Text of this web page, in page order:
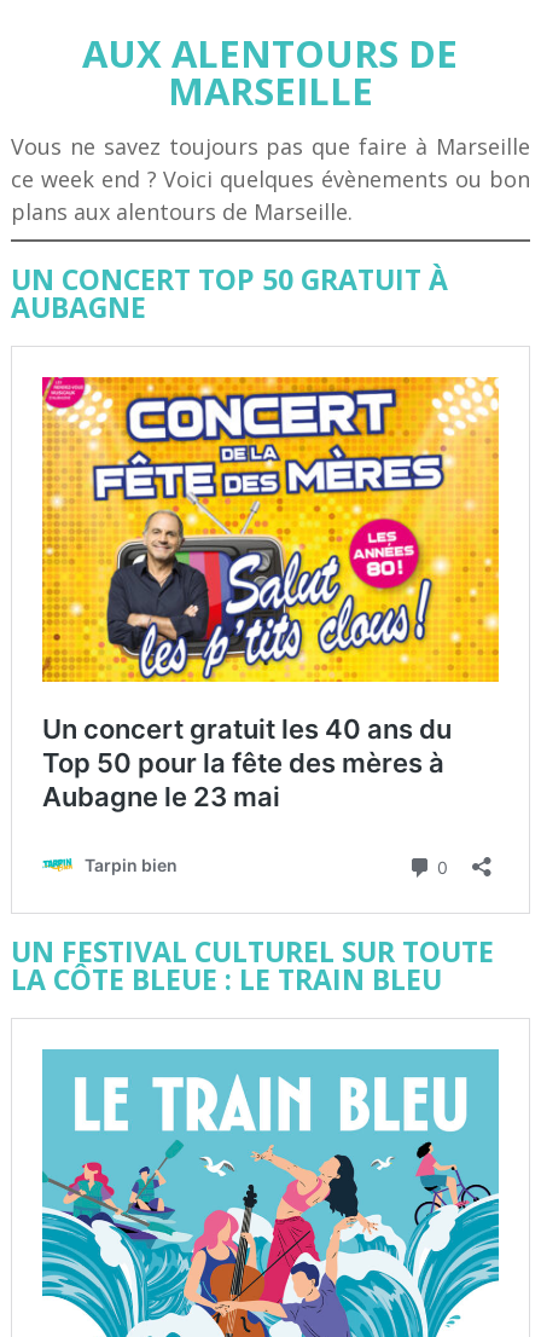
AUX ALENTOURS DE
MARSEILLE
Vous ne savez toujours pas que faire à Marseille
ce week end ? Voici quelques évènements ou bon
plans aux alentours de Marseille.
UN CONCERT TOP 50 GRATUIT À
AUBAGNE
UN FESTIVAL CULTUREL SUR TOUTE
LA CÔTE BLEUE : LE TRAIN BLEU